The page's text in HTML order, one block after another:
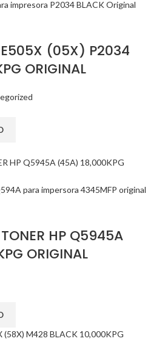
(05X) P2034
ORIGINAL
HP Q5945A
ORIGINAL